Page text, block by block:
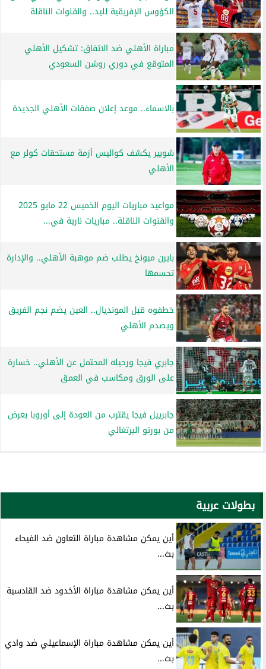
الكؤوس الإفريقية لليد.. والقنوات الناقلة
مباراة الأهلي ضد الاتفاق: تشكيل الأهلي
المتوقع في دوري روشن السعودي
بالاسماء.. موعد إعلان صفقات الأهلي الجديدة
شوبير يكشف كواليس أزمة مستحقات كولر مع
الأهلي
مواعيد مباريات اليوم الخميس 22 مايو 2025
والقنوات الناقلة.. مباريات نارية في...
بايرن ميونخ يطلب ضم موهبة الأهلي.. والإدارة
تحسمها
خطفوه قبل المونديال.. العين يضم نجم الفريق
ويصدم الأهلي
جابري فيجا ورحيله المحتمل عن الأهلي.. خسارة
على الورق ومكاسب في العمق
جابرييل فيجا يقترب من العودة إلى أوروبا بعرض
من بورتو البرتغالي
بطولات عربية
أين يمكن مشاهدة مباراة التعاون ضد الفيحاء
بث...
أين يمكن مشاهدة مباراة الأخدود ضد القادسية
بث...
أين يمكن مشاهدة مباراة الإسماعيلي ضد وادي
بث...